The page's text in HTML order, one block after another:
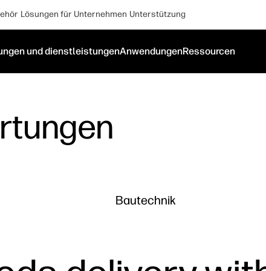
Lösungen für Unternehmen Unterstützung
und dienstleistungenAnwendungenRessourcen
Bautechnik